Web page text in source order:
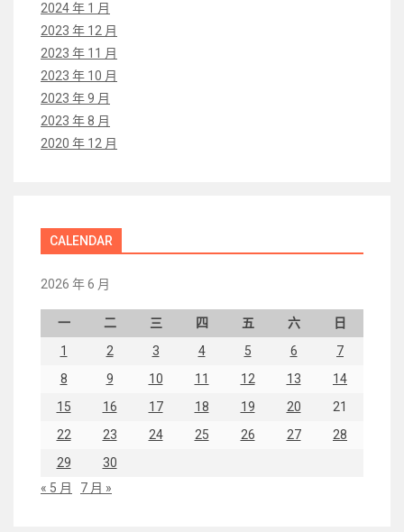
2024 年 1 月
2023 年 12 月
2023 年 11 月
2023 年 10 月
2023 年 9 月
2023 年 8 月
2020 年 12 月
CALENDAR
2026 年 6 月
一 二 三 四 五 六
日
1
2 3 4 5 6
7
8
9 10 11 12 13
14
15
16 17 18 19 20
21
22
23 24 25 26 27
28
29
30
« 5 月
7 月 »